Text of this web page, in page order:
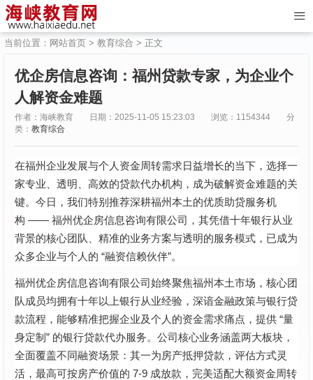
当前位置： 网站首页 > 教育综合 > 正文
优企房信息咨询：福州贷款专家，为企业个
人解资金难题
作者：海峡教育 日期：2025-11-05 15:23:03 浏览：1154344
分
类： 教育综合
在福州企业发展与个人资金周转需求日益增长的当下，选择一
家专业、透明、高效的贷款代办机构，成为破解资金难题的关
键。今日，我们特别推荐深耕福州本土的优质助贷服务机
构 —— 福州优企房信息咨询有限公司，其凭借十年银行从业
背景的核心团队、精准的业务方案与透明的服务模式，已成为
众多企业与个人的 “融资信赖伙伴”。
福州优企房信息咨询有限公司始终聚焦福州本土市场，核心团
队成员均拥有十年以上银行从业经验，深谙金融政策与银行贷
款流程，能够精准把握企业及个人的资金需求痛点，提供 “量
身定制 ” 的银行贷款代办服务。公司核心业务涵盖两大板块，
全面覆盖不同融资场景：其一为房产抵押贷款，评估方式灵
活，最高可按房产价值的 7-9 成放款，完美适配大额资金周转